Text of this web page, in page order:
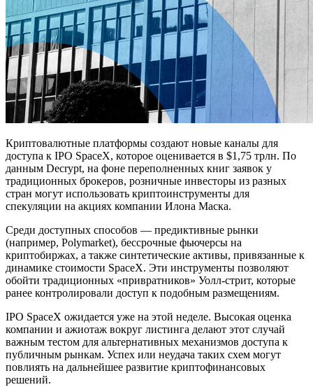
Криптовалютные платформы создают новые каналы для
доступа к IPO SpaceX, которое оценивается в $1,75 трлн. По
данным Decrypt, на фоне переполненных книг заявок у
традиционных брокеров, розничные инвесторы из разных
стран могут использовать криптоинструменты для
спекуляции на акциях компании Илона Маска.
Среди доступных способов — предиктивные рынки
(например, Polymarket), бессрочные фьючерсы на
криптобиржах, а также синтетические активы, привязанные к
динамике стоимости SpaceX. Эти инструменты позволяют
обойти традиционных «привратников» Уолл-стрит, которые
ранее контролировали доступ к подобным размещениям.
IPO SpaceX ожидается уже на этой неделе. Высокая оценка
компании и ажиотаж вокруг листинга делают этот случай
важным тестом для альтернативных механизмов доступа к
публичным рынкам. Успех или неудача таких схем могут
повлиять на дальнейшее развитие криптофинансовых
решений.